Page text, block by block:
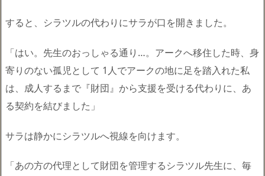
すると、シラツルの代わりにサラが口を開きました。
「はい。先生のおっしゃる通り…。アークへ移住した時、身
寄りのない孤児として 1人でアークの地に足を踏入れた私
は、成人するまで『財団』から支援を受ける代わりに、あ
る契約を結びました」
サラは静かにシラツルへ視線を向けます。
「あの方の代理として財団を管理するシラツル先生に、毎